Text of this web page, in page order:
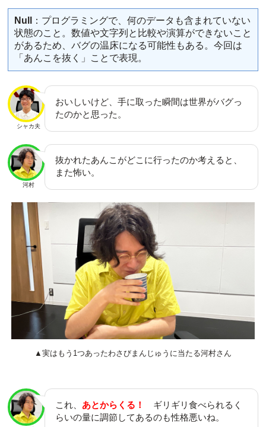
Null
：プログラミングで、何のデータも含まれていない
状態のこと。数値や文字列と比較や演算ができないこと
があるため、バグの温床になる可能性もある。今回は
「あんこを抜く」ことで表現。
シャカ夫
おいしいけど、手に取った瞬間は世界がバグっ
たのかと思った。
河村
抜かれたあんこがどこに行ったのか考えると、
また怖い。
▲実はもう1つあったわさびまんじゅうに当たる河村さん
これ、 あとからくる！
ギリギリ食べられるく
らいの量に調節してあるのも性格悪いね。